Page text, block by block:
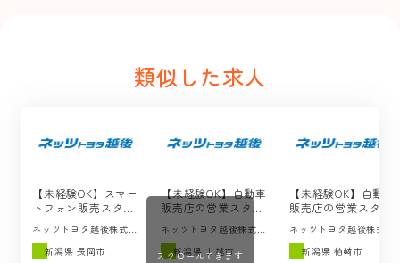
類似した求人
【未経験OK】スマー
トフォン販売スタッ
フの求人 / ネッツト
ヨタ越後（長岡市）
ネッツトヨタ越後株式会
杜
新潟県 長岡市
【未経験OK】自動車
販売店の営業スタッ
ヨタ越後（上越市）
ネッツトヨタ越後株式会
杜
新潟県 上越市
【未経験OK】自動車
販売店の営業スタッ
フの求人 / ネッツト
ヨタ越後（柏崎市）
ネッツトヨタ越後株式会
杜
新潟県 柏崎市
スクロールできます